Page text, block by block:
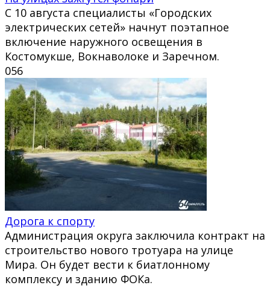
С 10 августа специалисты «Городских
электрических сетей» начнут поэтапное
включение наружного освещения в
Костомукше, Вокнаволоке и Заречном.
056
Дорога к спорту
Администрация округа заключила контракт на
строительство нового тротуара на улице
Мира. Он будет вести к биатлонному
комплексу и зданию ФОКа.